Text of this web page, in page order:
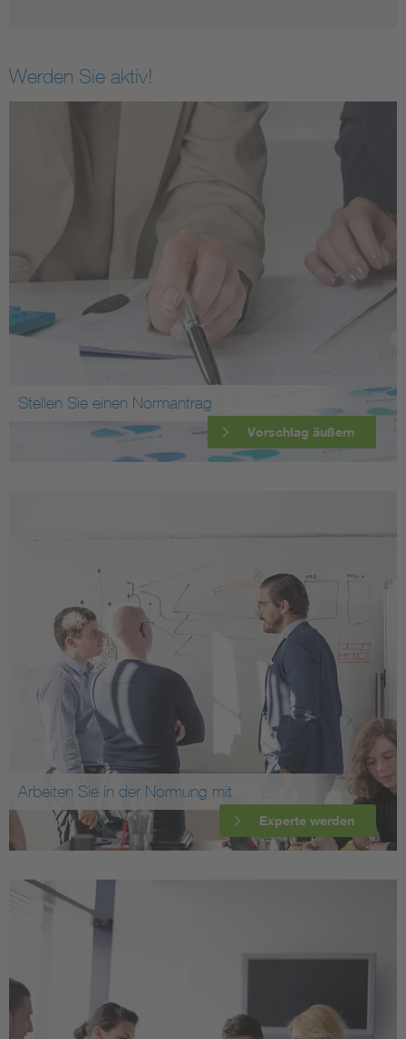
Werden Sie aktiv!
Stellen Sie einen Normantrag
Vorschlag äußern
Arbeiten Sie in der Normung mit
Experte werden